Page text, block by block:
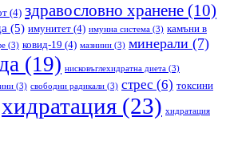
(4) здравословно хранене (10)
(5) имунитет (4) имунна система (3) камъни в
(3) ковид-19 (4) мазнини (3) минерали (7)
(19) нисковъглехидратна диета (3)
(3) свободни радикали (3) стрес (6) токсини
хидратация (23) хидратация